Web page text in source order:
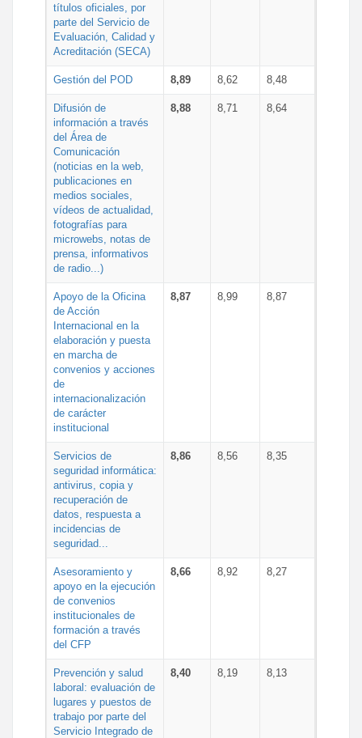
títulos oficiales, por
parte del Servicio de
Evaluación, Calidad y
Acreditación (SECA)
Gestión del POD 8,89 8,62 8,48
Difusión de
información a través
del Área de
Comunicación
(noticias en la web,
publicaciones en
medios sociales,
vídeos de actualidad,
fotografías para
microwebs, notas de
prensa, informativos
de radio...)
8,88 8,71 8,64
Apoyo de la Oficina
de Acción
Internacional en la
elaboración y puesta
en marcha de
convenios y acciones
de
internacionalización
de carácter
institucional
8,87 8,99 8,87
Servicios de
seguridad informática:
antivirus, copia y
recuperación de
datos, respuesta a
incidencias de
seguridad...
8,86 8,56 8,35
Asesoramiento y
apoyo en la ejecución
de convenios
institucionales de
formación a través
del CFP
8,66 8,92 8,27
Prevención y salud
laboral: evaluación de
lugares y puestos de
trabajo por parte del
Servicio Integrado de
8,40 8,19 8,13